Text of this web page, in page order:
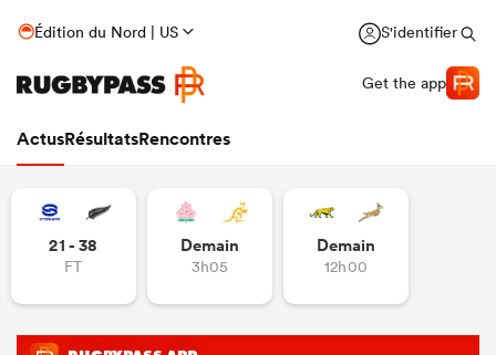
Édition du Nord | US S'identifier
Get the app
ActusRésultatsRencontres
21 - 38
FT
Demain
3h05
Demain
12h00